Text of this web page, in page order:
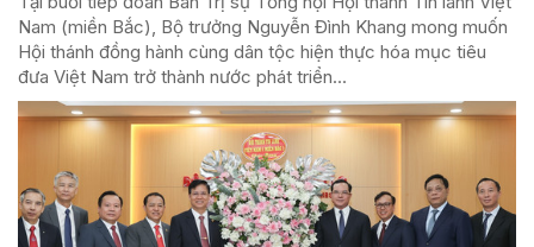
Nam (miền Bắc), Bộ trưởng Nguyễn Đình Khang mong muốn
Hội thánh đồng hành cùng dân tộc hiện thực hóa mục tiêu
đưa Việt Nam trở thành nước phát triển...